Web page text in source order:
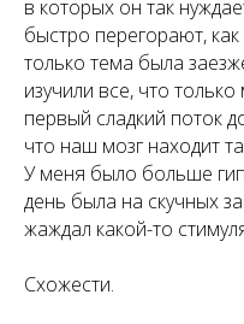
в которых он так
быстро перегорают,
только тема была
изучили все, что
первый сладкий поток
что наш мозг находит
У меня было больше
день была на скучных
жаждал какой-то
Схожести.